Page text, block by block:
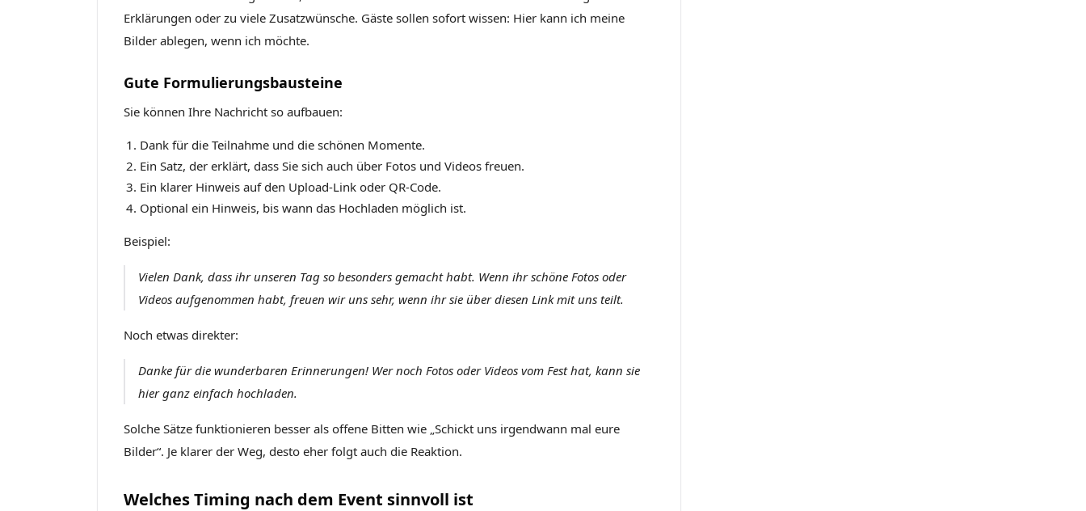
Erklärungen oder zu viele Zusatzwünsche. Gäste sollen sofort wissen: Hier kann ich meine
Bilder ablegen, wenn ich möchte.
Gute Formulierungsbausteine
Sie können Ihre Nachricht so aufbauen:
Dank für die Teilnahme und die schönen Momente.
Ein Satz, der erklärt, dass Sie sich auch über Fotos und Videos freuen.
Ein klarer Hinweis auf den Upload-Link oder QR-Code.
Optional ein Hinweis, bis wann das Hochladen möglich ist.
Beispiel:
Vielen Dank, dass ihr unseren Tag so besonders gemacht habt. Wenn ihr schöne Fotos oder
Videos aufgenommen habt, freuen wir uns sehr, wenn ihr sie über diesen Link mit uns teilt.
Noch etwas direkter:
Danke für die wunderbaren Erinnerungen! Wer noch Fotos oder Videos vom Fest hat, kann sie
hier ganz einfach hochladen.
Solche Sätze funktionieren besser als offene Bitten wie „Schickt uns irgendwann mal eure
Bilder“. Je klarer der Weg, desto eher folgt auch die Reaktion.
Welches Timing nach dem Event sinnvoll ist